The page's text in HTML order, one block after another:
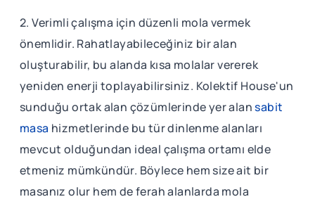
2. Verimli çalışma için düzenli mola vermek
önemlidir. Rahatlayabileceğiniz bir alan
oluşturabilir, bu alanda kısa molalar vererek
yeniden enerji toplayabilirsiniz. Kolektif House'un
sunduğu ortak alan çözümlerinde yer alansabit
masa hizmetlerinde bu tür dinlenme alanları
mevcut olduğundan ideal çalışma ortamı elde
etmeniz mümkündür. Böylece hem size ait bir
masanız olur hem de ferah alanlarda mola